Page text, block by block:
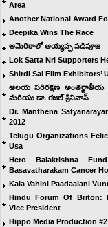
Area
Another National Award
Deepika Wins The Race
అమెరికాలో అయ్యప్ప పడిపూజ
Lok Satta Nri Supporters
Shirdi Sai Film Exhibitors’
ఆలయ పరిరక్షణ అంతర్జాతీయ
మరియు డా. గజల్ శ్రీనివాస్
Dr. Manthena
2012
Telugu Organizations
Usa
Hero Balakrishna
Basavatharakam Cancer
Kala Vahini Paadaalani
Hindu Forum Of Briton:
Vice President
Hippo Media Production